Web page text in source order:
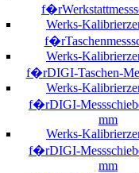
Werks-
Werks-
f�rDIGI-Taschen-
Werks-
f�rDIGI-
mm
Werks-
f�rDIGI-
mm